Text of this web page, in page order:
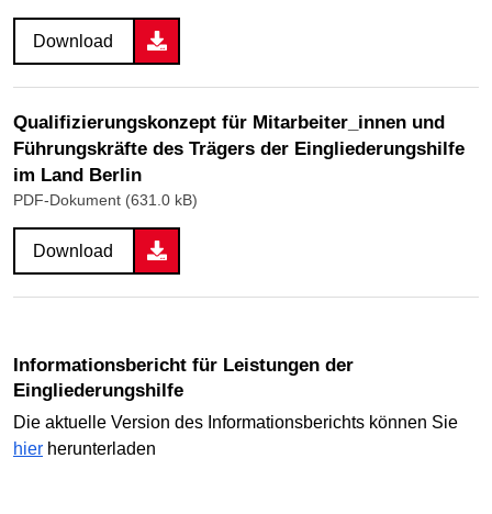
Download
Qualifizierungskonzept für Mitarbeiter_innen und
Führungskräfte des Trägers der Eingliederungshilfe
im Land Berlin
PDF-Dokument (631.0 kB)
Download
Informationsbericht für Leistungen der
Eingliederungshilfe
Die aktuelle Version des Informationsberichts können Sie
hier herunterladen